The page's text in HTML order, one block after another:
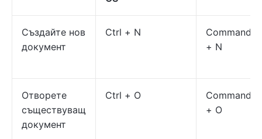
Създайте нов
документ
Ctrl + N
Command
+ N
Отворете
съществуващ
документ
Ctrl + O
Command
+ O